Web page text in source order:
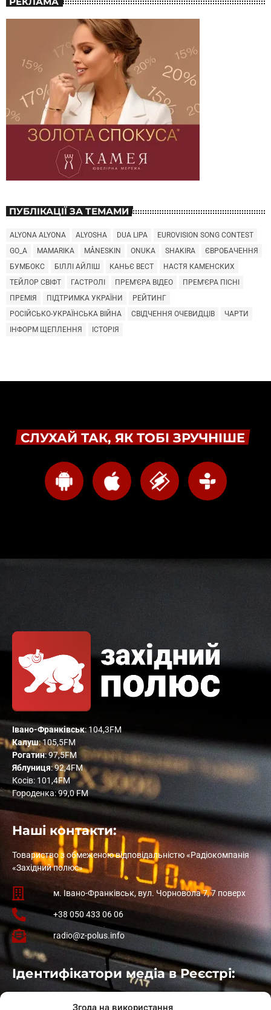
Згода на використання
ПУБЛІКАЦІЇ ЗА ТЕМАМИ
ALYONA ALYONA ALYOSHA DUA LIPA
EUROVISION SONG CONTEST
GO_A
MAMARIKA MÅNESKIN ONUKA SHAKIRA
ЄВРОБАЧЕННЯ
БУМБОКС
БІЛЛІ АЙЛІШ КАНЬЄ ВЕСТ
НАСТЯ КАМЕНСКИХ
ТЕЙЛОР СВІФТ
ГАСТРОЛІ ПРЕМ'ЄРА ВІДЕО
ПРЕМ'ЄРА ПІСНІ
ПРЕМІЯ
ПІДТРИМКА УКРАЇНИ
РЕЙТИНГ
РОСІЙСЬКО-УКРАЇНСЬКА ВІЙНА
СВІДЧЕННЯ ОЧЕВИДЦІВ
ЧАРТИ
ІНФОРМ ЩЕПЛЕННЯ
ІСТОРІЯ
СЛУХАЙ ТАК, ЯК ТОБІ ЗРУЧНІШЕ
Івано-Франківськ: 104,3FM
Калуш: 105,5FM
Рогатин: 97,5FM
Яблуниця: 92,4FM
Косів: 101,4FM
Городенка: 99,0 FM
Наші контакти:
Товариство з обмеженою відповідальністю «Радіокомпанія
«Західний полюс»
м. Івано-Франківськ, вул. Чорновола 7, 7 поверх
+38 050 433 06 06
radio@z-polus.info
Ідентифікатори медіа в Реєстрі: